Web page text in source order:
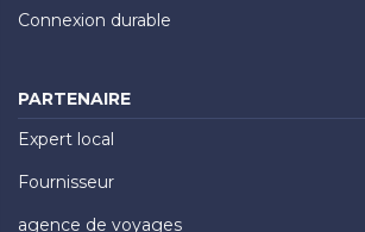
Connexion durable
PARTENAIRE
Expert local
Fournisseur
agence de voyages